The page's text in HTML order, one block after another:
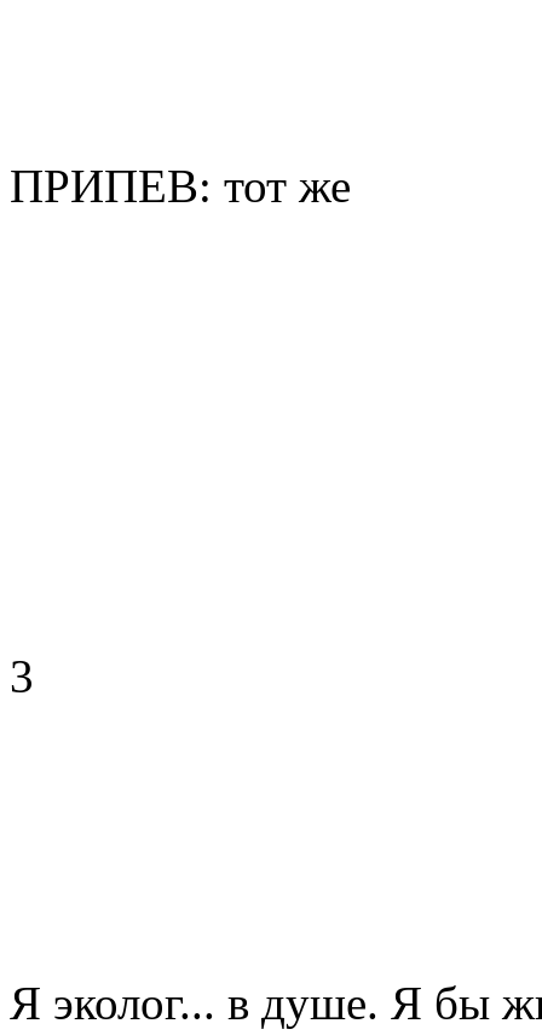
ПРИПЕВ: тот же
3
Я эколог... в душе. Я бы